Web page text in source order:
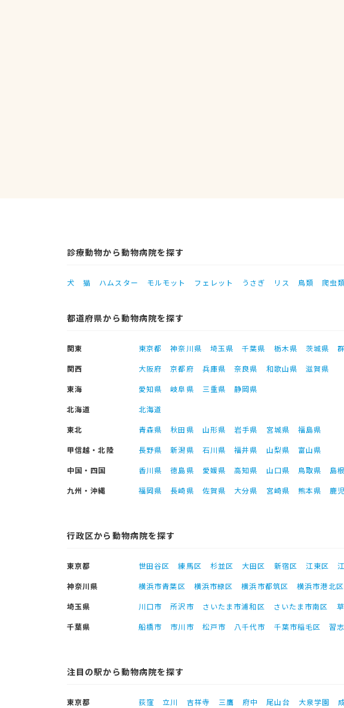
診療動物から動物病院を探す
犬 猫 ハムスター モルモット フェレット うさぎ リス 鳥類 爬虫類
都道府県から動物病院を探す
関東 東京都 神奈川県 埼玉県 千葉県 栃木県 茨城県
関西
大阪府 京都府 兵庫県 奈良県 和歌山県
滋賀県
東海
愛知県 岐阜県 三重県
静岡県
北海道
北海道
東北
青森県 秋田県 山形県 岩手県 宮城県
福島県
甲信越・北陸
長野県 新潟県 石川県 福井県 山梨県
富山県
中国・四国
香川県 徳島県 愛媛県 高知県 山口県 鳥取県 島
九州・沖縄
福岡県 長崎県 佐賀県 大分県 宮崎県 熊本県 鹿
行政区から動物病院を探す
東京都 世田谷区 練馬区 杉並区 大田区 新宿区 江東区
神奈川県
横浜市青葉区 横浜市緑区 横浜市都筑区 横浜市港北区
埼玉県
川口市 所沢市 さいたま市浦和区 さいたま市南区
千葉県
船橋市 市川市 松戸市 八千代市 千葉市稲毛区 習
注目の駅から動物病院を探す
東京都 荻窪 立川 吉祥寺 三鷹 府中 尾山台 大泉学園